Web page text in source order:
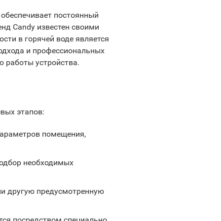
постоянный
Candy известен своими
в горячей воде является
и профессиональных
работы устройства.
этапов:
помещения,
необходимых
другую предусмотренную